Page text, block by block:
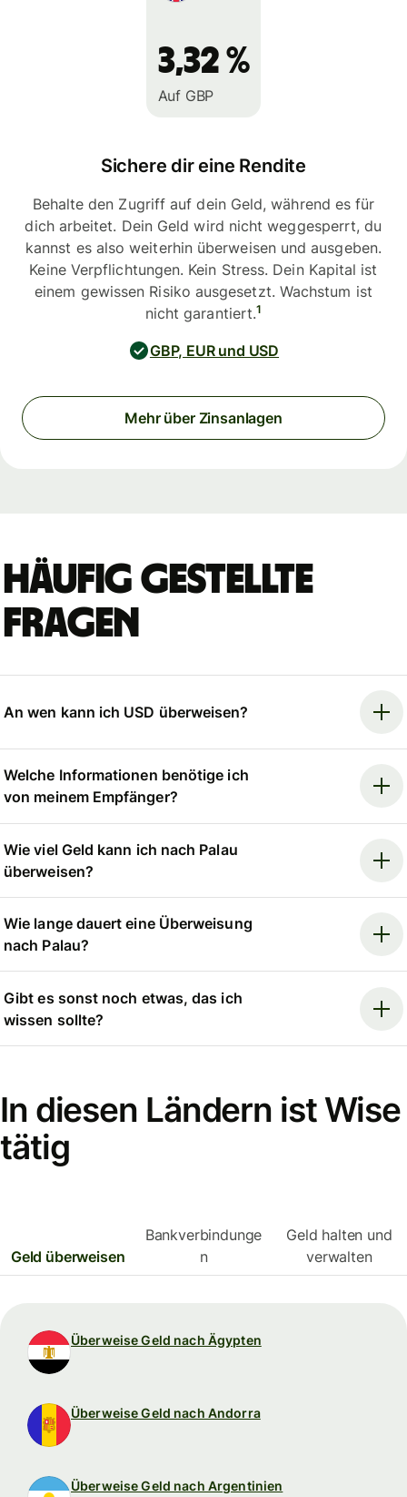
3,32 %
Auf GBP
Sichere dir eine Rendite
Behalte den Zugriff auf dein Geld, während es für
dich arbeitet. Dein Geld wird nicht weggesperrt, du
kannst es also weiterhin überweisen und ausgeben.
Keine Verpflichtungen. Kein Stress. Dein Kapital ist
einem gewissen Risiko ausgesetzt. Wachstum ist
nicht garantiert.1
GBP, EUR und USD
Mehr über Zinsanlagen
Häufig gestellte
Fragen
An wen kann ich USD überweisen?
Welche Informationen benötige ich
von meinem Empfänger?
Wie viel Geld kann ich nach Palau
überweisen?
Wie lange dauert eine Überweisung
nach Palau?
Gibt es sonst noch etwas, das ich
wissen sollte?
In diesen Ländern ist Wise
tätig
Geld überweisen
Bankverbindunge
n
Geld halten und
verwalten
Überweise Geld nach Ägypten
Überweise Geld nach Andorra
Überweise Geld nach Argentinien